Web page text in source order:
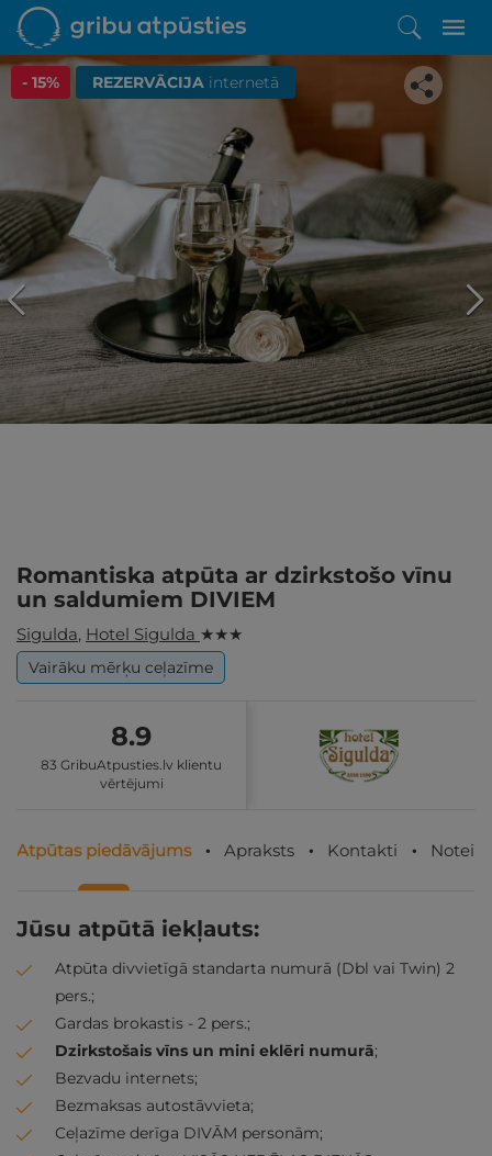
- 15% REZERVĀCIJA internetā
Iepatikās šis piedāvājums?
Līdz brīnišķīgai atpūtai atlikuši tikai daži soļi
PĒRKU
Romantiska atpūta ar dzirkstošo vīnu
un saldumiem DIVIEM
Sigulda, Hotel Sigulda ★ ★ ★
Vairāku mērķu ceļazīme
8.9
83 GribuAtpusties.lv klientu
vērtējumi
Atpūtas piedāvājums Apraksts Kontakti
Jūsu atpūtā iekļauts:
Atpūta divvietīgā standarta numurā (Dbl vai Twin) 2
pers.;
Gardas brokastis - 2 pers.;
Dzirkstošais vīns un mini eklēri numurā;
Bezvadu internets;
Bezmaksas autostāvvieta;
Ceļazīme derīga DIVĀM personām;